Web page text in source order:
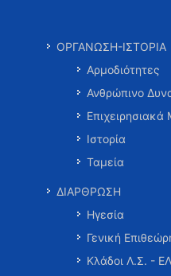
ΟΡΓΑΝΩΣΗ-ΙΣΤΟΡΙΑ
Αρμοδιότητες
Ανθρώπινο
Ιστορία
Ταμεία
ΔΙΑΡΘΡΩΣΗ
Ηγεσία
Γενική
Κλάδοι Λ.Σ. -